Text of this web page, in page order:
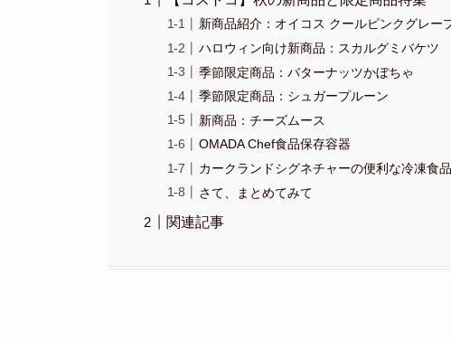
新商品紹介：オイコス クールピンクグレー
ハロウィン向け新商品：スカルグミバケツ
季節限定商品：バターナッツかぼちゃ
季節限定商品：シュガープルーン
新商品：チーズムース
OMADA Chef食品保存容器
カークランドシグネチャーの便利な冷凍食品
さて、まとめてみて
関連記事